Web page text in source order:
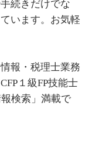
続きだけでな
います。お気軽
報・税理士業務
１級FP技能士
検索」満載で